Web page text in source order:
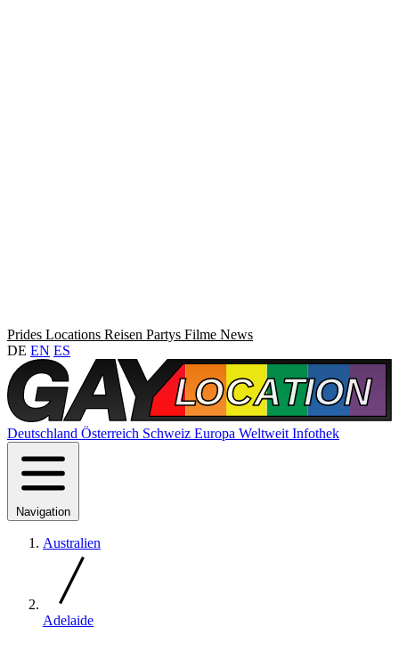
Prides Locations Reisen Partys Filme News
DE EN ES
Deutschland Österreich Schweiz Europa Weltweit Infothek
Navigation
Australien
Adelaide